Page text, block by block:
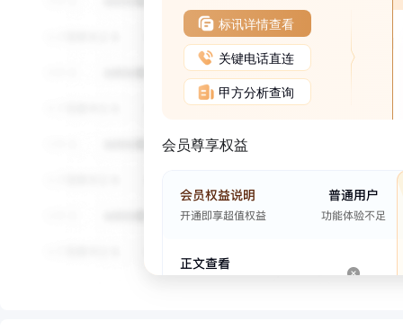
标讯详情查看
关键电话直连
甲方分析查询
会员尊享权益